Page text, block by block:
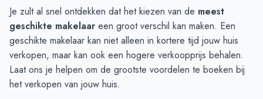
Je zult al snel ontdekken dat het kiezen van de meest
geschikte makelaar een groot verschil kan maken. Een
geschikte makelaar kan niet alleen in kortere tijd jouw huis
verkopen, maar kan ook een hogere verkoopprijs behalen.
Laat ons je helpen om de grootste voordelen te boeken bij
het verkopen van jouw huis.